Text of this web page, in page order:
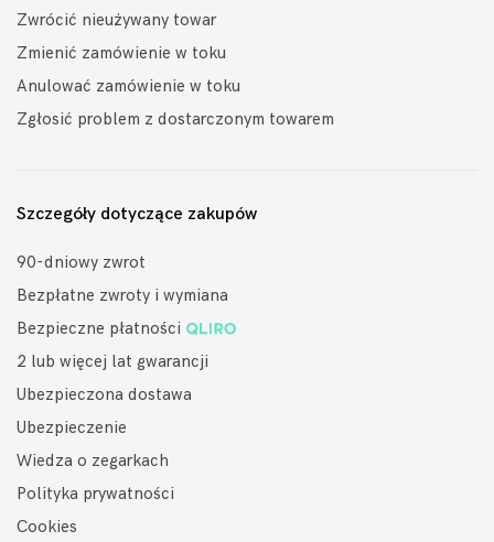
Zwrócić nieużywany towar
Zmienić zamówienie w toku
Anulować zamówienie w toku
Zgłosić problem z dostarczonym towarem
Szczegóły dotyczące zakupów
90-dniowy zwrot
Bezpłatne zwroty i wymiana
Bezpieczne płatności
2 lub więcej lat gwarancji
Ubezpieczona dostawa
Ubezpieczenie
Wiedza o zegarkach
Polityka prywatności
Cookies